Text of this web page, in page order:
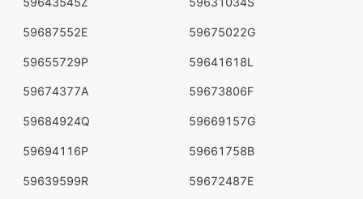
59687552E 59675022G
59655729P 59641618L
59674377A 59673806F
59684924Q 59669157G
59694116P 59661758B
59639599R 59672487E